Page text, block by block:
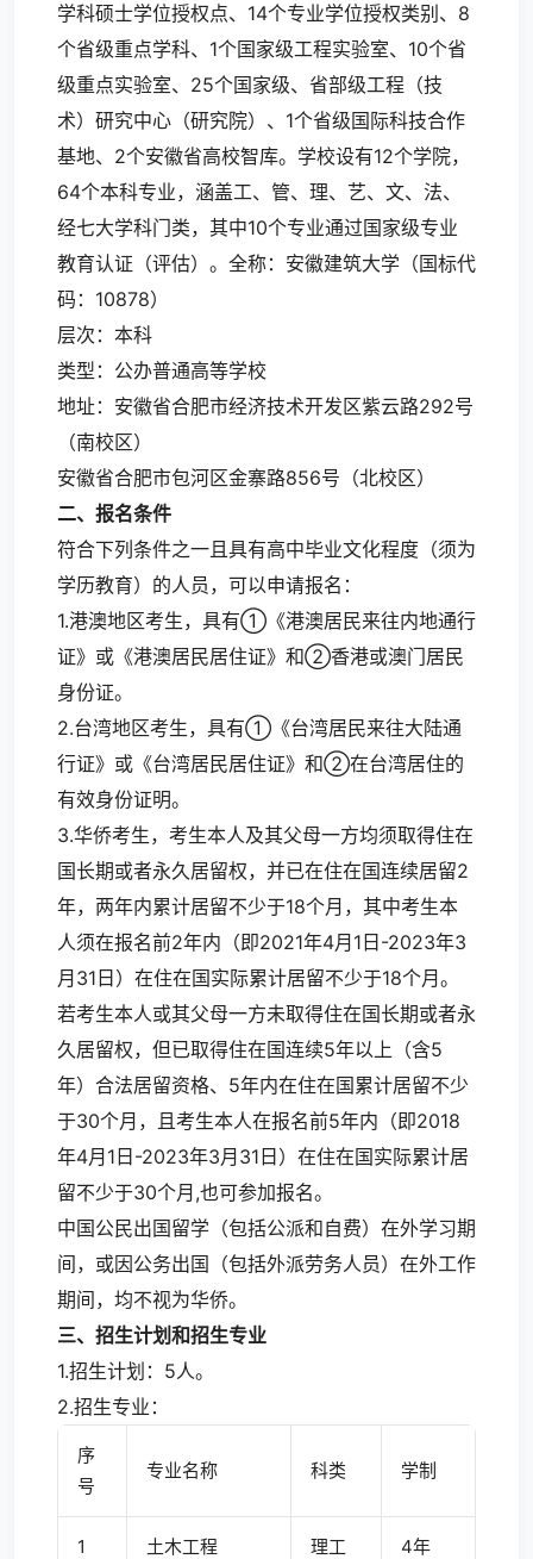
学科硕士学位授权点、14个专业学位授权类别、8
个省级重点学科、1个国家级工程实验室、10个省
级重点实验室、25个国家级、省部级工程（技
术）研究中心（研究院）、1个省级国际科技合作
基地、2个安徽省高校智库。学校设有12个学院，
64个本科专业，涵盖工、管、理、艺、文、法、
经七大学科门类，其中10个专业通过国家级专业
教育认证（评估）。全称：安徽建筑大学（国标代
码：10878）
层次：本科
类型：公办普通高等学校
地址：安徽省合肥市经济技术开发区紫云路292号
（南校区）
安徽省合肥市包河区金寨路856号（北校区）
二、报名条件
符合下列条件之一且具有高中毕业文化程度（须为
学历教育）的人员，可以申请报名：
1.港澳地区考生，具有①《港澳居民来往内地通行
证》或《港澳居民居住证》和②香港或澳门居民
身份证。
2.台湾地区考生，具有①《台湾居民来往大陆通
行证》或《台湾居民居住证》和②在台湾居住的
有效身份证明。
3.华侨考生，考生本人及其父母一方均须取得住在
国长期或者永久居留权，并已在住在国连续居留2
年，两年内累计居留不少于18个月，其中考生本
人须在报名前2年内（即2021年4月1日-2023年3
月31日）在住在国实际累计居留不少于18个月。
若考生本人或其父母一方未取得住在国长期或者永
久居留权，但已取得住在国连续5年以上（含5
年）合法居留资格、5年内在住在国累计居留不少
于30个月，且考生本人在报名前5年内（即2018
年4月1日-2023年3月31日）在住在国实际累计居
留不少于30个月,也可参加报名。
中国公民出国留学（包括公派和自费）在外学习期
间，或因公务出国（包括外派劳务人员）在外工作
期间，均不视为华侨。
三、招生计划和招生专业
1.招生计划：5人。
2.招生专业：
序
号
专业名称 科类 学制
1 土木工程 理工 4年